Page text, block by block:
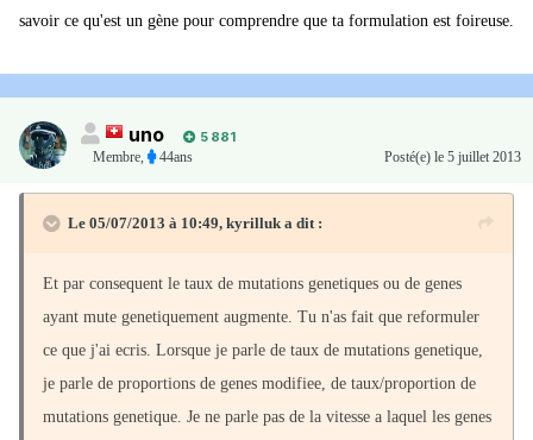
savoir ce qu'est un gène pour comprendre que ta formulation est foireuse.
uno
5 881
Membre, 44ans Posté(e) le 5 juillet 2013
Le 05/07/2013 à 10:49, kyrilluk a dit :
Et par consequent le taux de mutations genetiques ou de genes
ayant mute genetiquement augmente. Tu n'as fait que reformuler
ce que j'ai ecris. Lorsque je parle de taux de mutations genetique,
je parle de proportions de genes modifiee, de taux/proportion de
mutations genetique. Je ne parle pas de la vitesse a laquel les genes